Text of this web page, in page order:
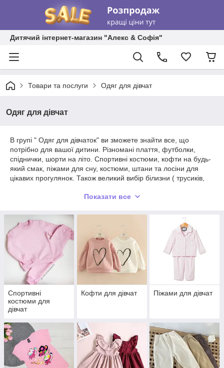
Дитячий інтернет-магазин "Алекс & Софія"
Товари та послуги Одяг для дівчат
Одяг для дівчат
В групі " Одяг для дівчаток" ви зможете знайти все, що
потрібно для вашої дитини. Різномані плаття, футболки,
спіднички, шорти на літо. Спортивні костюми, кофти на будь-
який смак, піжами для сну, костюми, штани та лосіни для
цікавих прогулянок. Також великий вибір білизни ( трусиків,
Показати все
Спортивні
костюми для
дівчат
Кофти для дівчат Піжами для дівчат